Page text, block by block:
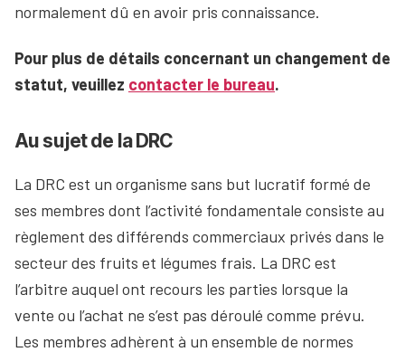
normalement dû en avoir pris connaissance.
Pour plus de détails concernant un changement de
statut, veuillez contacter le bureau.
Au sujet de la DRC
La DRC est un organisme sans but lucratif formé de
ses membres dont l’activité fondamentale consiste au
règlement des différends commerciaux privés dans le
secteur des fruits et légumes frais. La DRC est
l’arbitre auquel ont recours les parties lorsque la
vente ou l’achat ne s’est pas déroulé comme prévu.
Les membres adhèrent à un ensemble de normes